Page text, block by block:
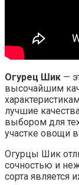
Огурец Шик —
высочайшим
лучшие
выбором для
участке овощи
Огурцы Шик
сочностью и
сорта является